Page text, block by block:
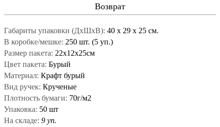
Возврат
Габариты упаковки (ДxШxВ): 40 x 29 x 25 см.
В коробке/мешке: 250 шт. (5 уп.)
Размер пакета: 22х12х25см
Цвет пакета: Бурый
Материал: Крафт бурый
Вид ручек: Крученые
Плотность бумаги: 70г/м2
Упаковка: 50 шт
На складе: 9 уп.